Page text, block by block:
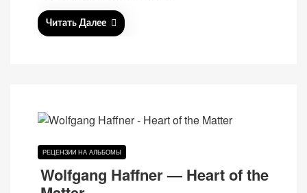
Читать Далее
РЕЦЕНЗИИ НА АЛЬБОМЫ
Wolfgang Haffner — Heart of the